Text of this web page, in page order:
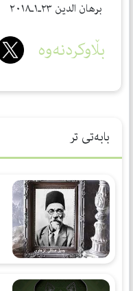
برهان الدین ۲۳ـ۱ـ۲۰۱٨
بڵاوکردنەوە
بابەتی تر